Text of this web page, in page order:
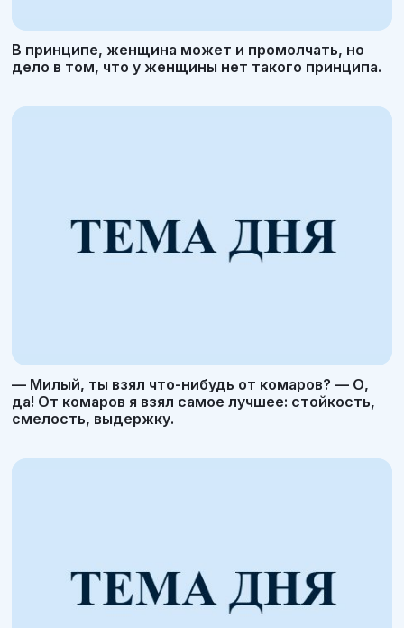
В принципе, женщина может и промолчать, но
дело в том, что у женщины нет такого принципа.
— Милый, ты взял что-нибудь от комаров? — О,
да! От комаров я взял самое лучшее: стойкость,
смелость, выдержку.